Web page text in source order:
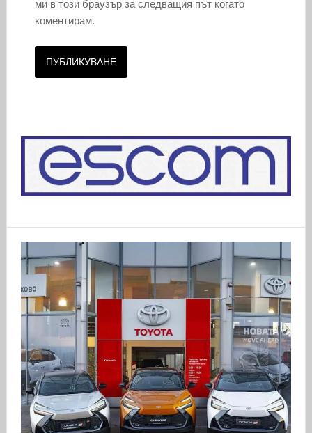
ми в този браузър за следващия път когато
коментирам.